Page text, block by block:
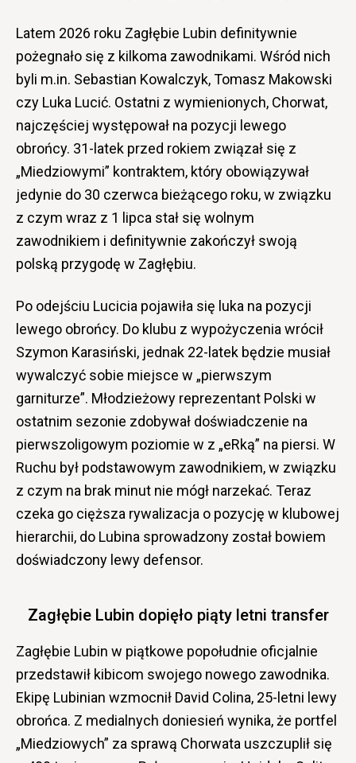
Latem 2026 roku Zagłębie Lubin definitywnie
pożegnało się z kilkoma zawodnikami. Wśród nich
byli m.in. Sebastian Kowalczyk, Tomasz Makowski
czy Luka Lucić. Ostatni z wymienionych, Chorwat,
najczęściej występował na pozycji lewego
obrońcy. 31-latek przed rokiem związał się z
„Miedziowymi” kontraktem, który obowiązywał
jedynie do 30 czerwca bieżącego roku, w związku
z czym wraz z 1 lipca stał się wolnym
zawodnikiem i definitywnie zakończył swoją
polską przygodę w Zagłębiu.
Po odejściu Lucicia pojawiła się luka na pozycji
lewego obrońcy. Do klubu z wypożyczenia wrócił
Szymon Karasiński, jednak 22-latek będzie musiał
wywalczyć sobie miejsce w „pierwszym
garniturze”. Młodzieżowy reprezentant Polski w
ostatnim sezonie zdobywał doświadczenie na
pierwszoligowym poziomie w z „eRką” na piersi. W
Ruchu był podstawowym zawodnikiem, w związku
z czym na brak minut nie mógł narzekać. Teraz
czeka go cięższa rywalizacja o pozycję w klubowej
hierarchii, do Lubina sprowadzony został bowiem
doświadczony lewy defensor.
Zagłębie Lubin dopięło piąty letni transfer
Zagłębie Lubin w piątkowe popołudnie oficjalnie
przedstawił kibicom swojego nowego zawodnika.
Ekipę Lubinian wzmocnił David Colina, 25-letni lewy
obrońca. Z medialnych doniesień wynika, że portfel
„Miedziowych” za sprawą Chorwata uszczuplił się